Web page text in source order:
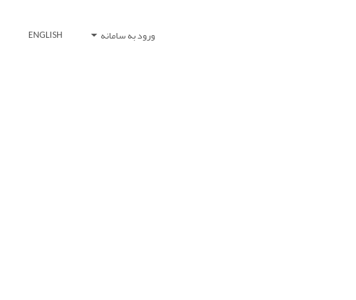
ورود به سامانه ENGLISH